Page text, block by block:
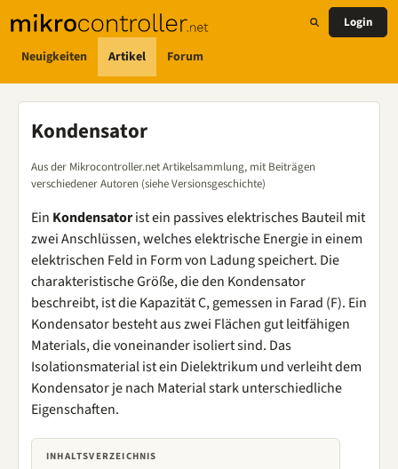
Neuigkeiten Artikel Forum
Login
Kondensator
Aus der Mikrocontroller.net Artikelsammlung, mit Beiträgen
verschiedener Autoren (siehe Versionsgeschichte)
Ein Kondensatorist ein passives elektrisches Bauteil mit
zwei Anschlüssen, welches elektrische Energie in einem
elektrischen Feld in Form von Ladung speichert. Die
charakteristische Größe, die den Kondensator
beschreibt, ist die Kapazität C, gemessen in Farad (F). Ein
Kondensator besteht aus zwei Flächen gut leitfähigen
Materials, die voneinander isoliert sind. Das
Isolationsmaterial ist ein Dielektrikum und verleiht dem
Kondensator je nach Material stark unterschiedliche
Eigenschaften.
INHALTSVERZEICHNIS